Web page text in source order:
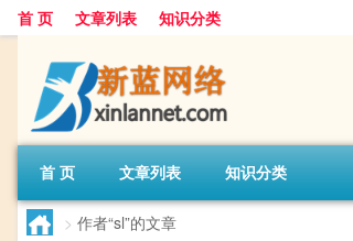
首 页 文章列表 知识分类
首 页 文章列表 知识分类
> 作者“sl”的文章